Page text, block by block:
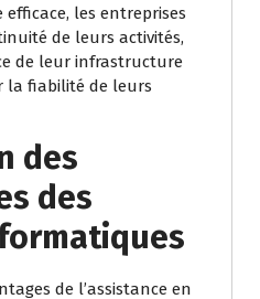
les entreprises
de leurs activités,
de leur infrastructure
la fiabilité de leurs
des
des
de l’assistance en